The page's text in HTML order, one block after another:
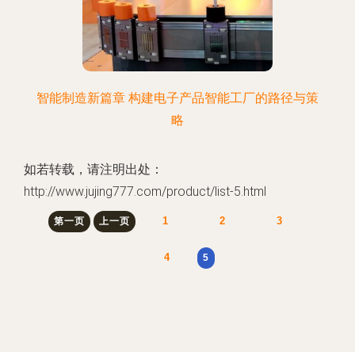
智能制造新篇章 构建电子产品智能工厂的路径与策
略
如若转载，请注明出处：
http://www.jujing777.com/product/list-5.html
第一页 上一页 1 2 3
4 5